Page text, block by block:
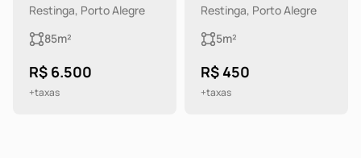
Restinga, Porto Alegre
85m²
R$ 6.500
+taxas
Restinga, Porto Alegre
5m²
R$ 450
+taxas